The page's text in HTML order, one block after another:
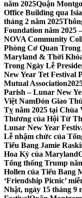
năm 2025Quận
Office Building qua
tháng 2 năm 2025
Foundation năm 2025
NOVA Community
Phòng Cơ Quan
Maryland & Thời
Trong Ngày Lễ
New Year Tet Festival
Mutual Association
Parish – Lunar New
Việt NamĐón Giao
Tỵ năm 2025 tại Chùa
Thương của Hội Từ
Lunar New Year
Lễ nhậm chức của
Tiểu Bang Jamie
Hoa Kỳ của Maryland
Tổng thống Trump
Hollen của Tiểu Bang
‘Friendship Picnic’
Nhật, ngày 15 tháng 9